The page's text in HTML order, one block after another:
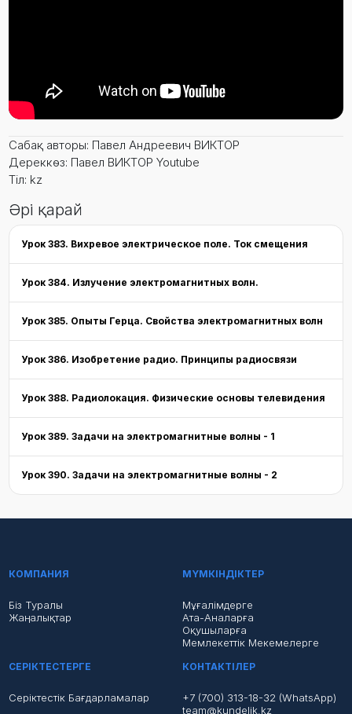
Сабақ авторы: Павел Андреевич ВИКТОР
Дереккөз: Павел ВИКТОР Youtube
Тіл: kz
Әрі қарай
Урок 383. Вихревое электрическое поле. Ток смещения
Урок 384. Излучение электромагнитных волн.
Урок 385. Опыты Герца. Свойства электромагнитных волн
Урок 386. Изобретение радио. Принципы радиосвязи
Урок 388. Радиолокация. Физические основы телевидения
Урок 389. Задачи на электромагнитные волны - 1
Урок 390. Задачи на электромагнитные волны - 2
КОМПАНИЯ
Біз Туралы
Жаңалықтар
МҮМКІНДІКТЕР
Мұғалімдерге
Ата-Аналарға
Оқушыларға
Мемлекеттік Мекемелерге
СЕРІКТЕСТЕРГЕ
Серіктестік Бағдарламалар
КОНТАКТІЛЕР
+7 (700) 313-18-32 (WhatsApp)
team@kundelik.kz